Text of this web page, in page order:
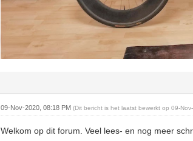
09-Nov-2020, 08:18 PM(Dit bericht is het laatst bewerkt op 09-
Welkom op dit forum. Veel lees- en nog meer